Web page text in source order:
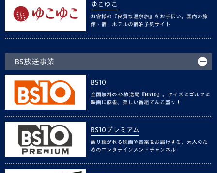
ゆこゆこ
お客様の『良質な温泉旅』をお手伝い。国内の旅
館・宿・ホテルの宿泊予約サイト
BS放送事業
BS10
全国無料のBS放送局『BS10』。クイズにゴルフに
映画に麻雀、楽しい番組てんこ盛り！
BS10プレミアム
語り継がれる映画や音楽をお届けする、大人のた
めのエンタテインメントチャンネル